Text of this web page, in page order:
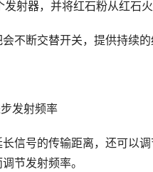
射器，并将红石粉从红石火
不断交替开关，提供持续
发射频率
信号的传输距离，还可以
节发射频率。